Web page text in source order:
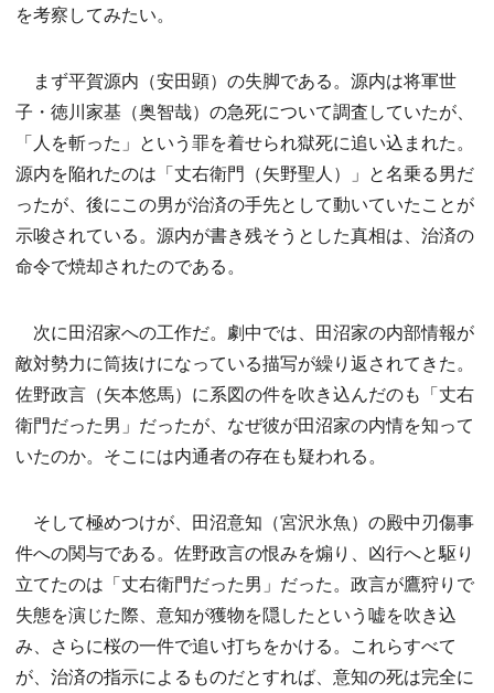
を考察してみたい。
まず平賀源内（安田顕）の失脚である。源内は将軍世
子・徳川家基（奥智哉）の急死について調査していたが、
「人を斬った」という罪を着せられ獄死に追い込まれた。
源内を陥れたのは「丈右衛門（矢野聖人）」と名乗る男だ
ったが、後にこの男が治済の手先として動いていたことが
示唆されている。源内が書き残そうとした真相は、治済の
命令で焼却されたのである。
次に田沼家への工作だ。劇中では、田沼家の内部情報が
敵対勢力に筒抜けになっている描写が繰り返されてきた。
佐野政言（矢本悠馬）に系図の件を吹き込んだのも「丈右
衛門だった男」だったが、なぜ彼が田沼家の内情を知って
いたのか。そこには内通者の存在も疑われる。
そして極めつけが、田沼意知（宮沢氷魚）の殿中刃傷事
件への関与である。佐野政言の恨みを煽り、凶行へと駆り
立てたのは「丈右衛門だった男」だった。政言が鷹狩りで
失態を演じた際、意知が獲物を隠したという嘘を吹き込
み、さらに桜の一件で追い打ちをかける。これらすべて
が、治済の指示によるものだとすれば、意知の死は完全に